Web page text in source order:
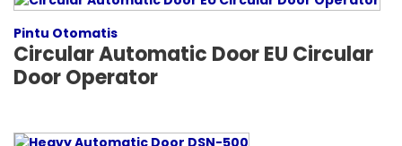
Pintu Otomatis
Circular Automatic Door EU Circular
Door Operator